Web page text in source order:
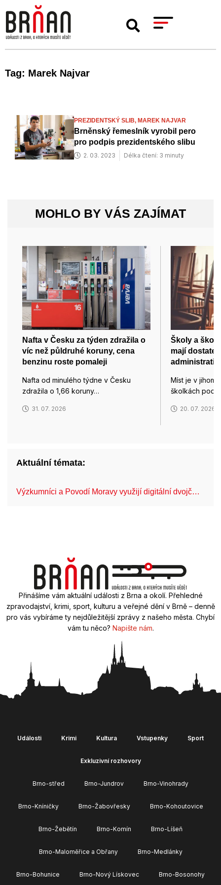
Tag: Marek Najvar
PREZIDENTSKÝ SLIB, MAREK NAJVAR
Brněnský řemeslník vyrobil pero
pro podpis prezidentského slibu
2. 03. 2023 Délka čtení: 3 minuty
MOHLO BY VÁS ZAJÍMAT
Nafta v Česku za týden zdražila o
víc než půldruhé koruny, cena
benzinu roste pomaleji
Nafta od minulého týdne v Česku
zdražila o 1,66 koruny…
31. 07. 2026
Školy a
mají
Míst je v
školkách
20. 07. 2026
Aktuální témata:
Výzkumníci a Povodí Moravy využijí digitální dvojč…
Přinášíme vám aktuální události z Brna a okolí. Přehledné
zpravodajství, krimi, sport, kulturu a veřejné dění v Brně – denně
pro vás vybíráme ty nejdůležitější zprávy z našeho města. Chybí
vám tu něco? Napište nám.
Události Krimi Kultura Vstupenky Sport
Exkluzivní rozhovory
Brno-střed Brno-Jundrov Brno-Vinohrady
Brno-Kníničky Brno-Žabovřesky Brno-Kohoutovice
Brno-Žebětín Brno-Komín Brno-Líšeň
Brno-Maloměřice a Obřany Brno-Medlánky
Brno-Bohunice Brno-Nový Lískovec Brno-Bosonohy